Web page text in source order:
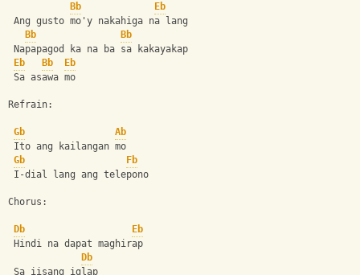
Bb
Eb
Ang gusto mo'y nakahiga na lang
Bb
Bb
Napapagod ka na ba sa kakayakap
Eb
Bb
Eb
Sa asawa mo
Refrain:
Gb
Ab
Ito ang kailangan mo
Gb
Fb
I-dial lang ang telepono
Chorus:
Db
Eb
Hindi na dapat maghirap
Db
Sa iisang iglap